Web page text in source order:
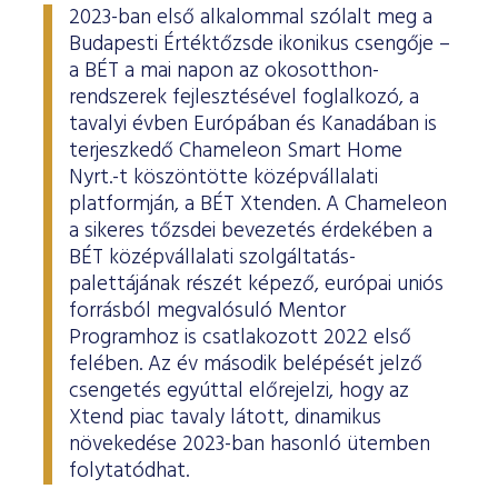
2023-ban első alkalommal szólalt meg a
Budapesti Értéktőzsde ikonikus csengője –
a BÉT a mai napon az okosotthon-
rendszerek fejlesztésével foglalkozó, a
tavalyi évben Európában és Kanadában is
terjeszkedő Chameleon Smart Home
Nyrt.-t köszöntötte középvállalati
platformján, a BÉT Xtenden. A Chameleon
a sikeres tőzsdei bevezetés érdekében a
BÉT középvállalati szolgáltatás-
palettájának részét képező, európai uniós
forrásból megvalósuló Mentor
Programhoz is csatlakozott 2022 első
felében. Az év második belépését jelző
csengetés egyúttal előrejelzi, hogy az
Xtend piac tavaly látott, dinamikus
növekedése 2023-ban hasonló ütemben
folytatódhat.